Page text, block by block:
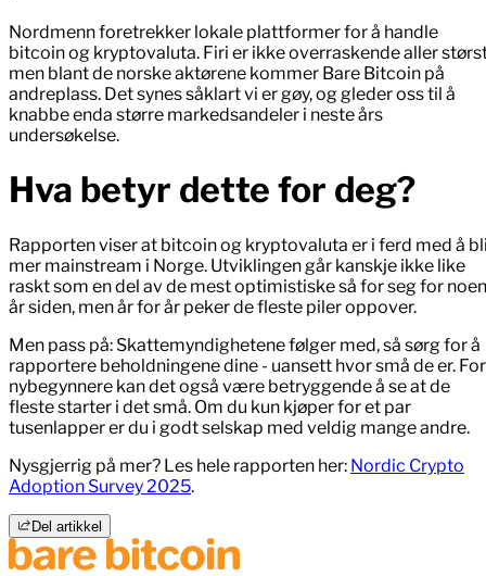
Nordmenn foretrekker lokale plattformer for å handle
bitcoin og kryptovaluta. Firi er ikke overraskende aller
men blant de norske aktørene kommer Bare Bitcoin på
andreplass. Det synes såklart vi er gøy, og gleder oss til å
knabbe enda større markedsandeler i neste års
undersøkelse.
Hva betyr dette for deg?
Rapporten viser at bitcoin og kryptovaluta er i ferd med å
mer mainstream i Norge. Utviklingen går kanskje ikke like
raskt som en del av de mest optimistiske så for seg for noen
år siden, men år for år peker de fleste piler oppover.
Men pass på: Skattemyndighetene følger med, så sørg for å
rapportere beholdningene dine - uansett hvor små de er. For
nybegynnere kan det også være betryggende å se at de
fleste starter i det små. Om du kun kjøper for et par
tusenlapper er du i godt selskap med veldig mange andre.
Nysgjerrig på mer? Les hele rapporten her: Nordic Crypto
Adoption Survey 2025.
Del artikkel